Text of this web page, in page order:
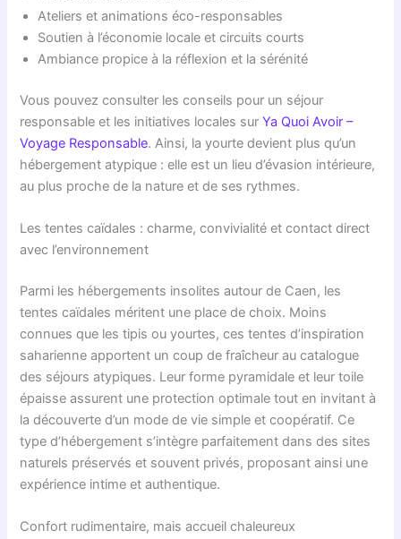
Ateliers et animations éco-responsables
Soutien à l’économie locale et circuits courts
Ambiance propice à la réflexion et la sérénité
Vous pouvez consulter les conseils pour un séjour
responsable et les initiatives locales surYa Quoi Avoir –
Voyage Responsable. Ainsi, la yourte devient plus qu’un
hébergement atypique : elle est un lieu d’évasion intérieure,
au plus proche de la nature et de ses rythmes.
Les tentes caïdales : charme, convivialité et contact direct
avec l’environnement
Parmi les hébergements insolites autour de Caen, les
tentes caïdales méritent une place de choix. Moins
connues que les tipis ou yourtes, ces tentes d’inspiration
saharienne apportent un coup de fraîcheur au catalogue
des séjours atypiques. Leur forme pyramidale et leur toile
épaisse assurent une protection optimale tout en invitant à
la découverte d’un mode de vie simple et coopératif. Ce
type d’hébergement s’intègre parfaitement dans des sites
naturels préservés et souvent privés, proposant ainsi une
expérience intime et authentique.
Confort rudimentaire, mais accueil chaleureux